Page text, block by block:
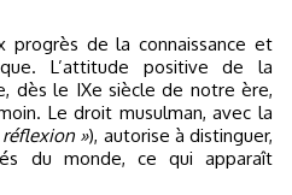
L’attitude positive de la
dès le IXe siècle de notre ère,
Le droit musulman, avec la
réflexion »), autorise à distinguer,
du monde, ce qui apparaît